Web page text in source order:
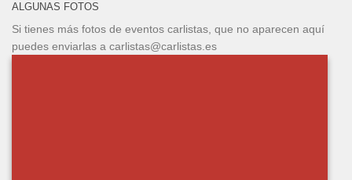
ALGUNAS FOTOS
Si tienes más fotos de eventos carlistas, que no aparecen aquí
puedes enviarlas a carlistas@carlistas.es